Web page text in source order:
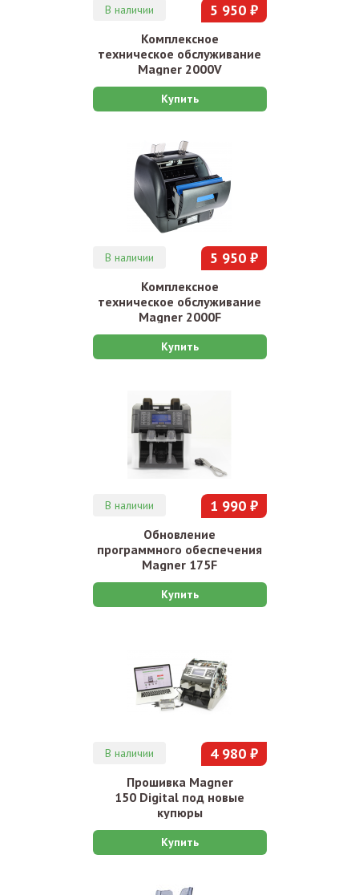
В наличии 5 950 ₽
Комплексное
техническое обслуживание
Magner 2000V
Купить
В наличии 5 950 ₽
Комплексное
техническое обслуживание
Magner 2000F
Купить
В наличии 1 990 ₽
Обновление
программного обеспечения
Magner 175F
Купить
В наличии 4 980 ₽
Прошивка Magner
150 Digital под новые
купюры
Купить